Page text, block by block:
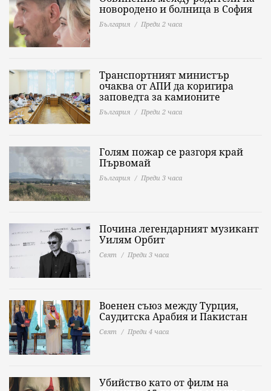
новородено и болница в София
България Преди 2 часа
Транспортният министър
очаква от АПИ да коригира
заповедта за камионите
България Преди 2 часа
Голям пожар се разгоря край
Първомай
България Преди 3 часа
Почина легендарният музикант
Уилям Орбит
Свят Преди 3 часа
Военен съюз между Турция,
Саудитска Арабия и Пакистан
Свят Преди 4 часа
Убийство като от филм на